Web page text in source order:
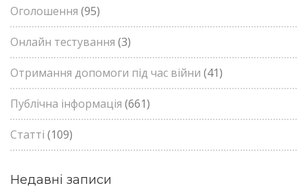
Оголошення (95)
Онлайн тестування (3)
Отримання допомоги під час війни (41)
Публічна інформація (661)
Статті (109)
Недавні записи